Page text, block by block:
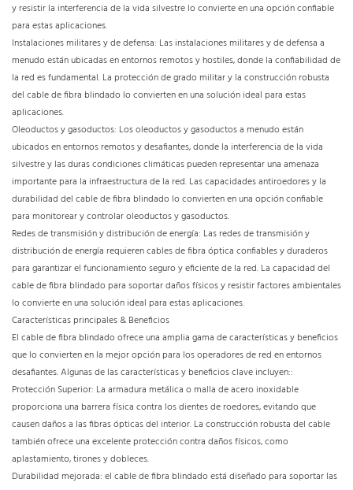
y resistir la interferencia de la vida silvestre lo convierte en una opción confiable
para estas aplicaciones.
Instalaciones militares y de defensa: Las instalaciones militares y de defensa a
menudo están ubicadas en entornos remotos y hostiles, donde la confiabilidad de
la red es fundamental. La protección de grado militar y la construcción robusta
del cable de fibra blindado lo convierten en una solución ideal para estas
aplicaciones.
Oleoductos y gasoductos: Los oleoductos y gasoductos a menudo están
ubicados en entornos remotos y desafiantes, donde la interferencia de la vida
silvestre y las duras condiciones climáticas pueden representar una amenaza
importante para la infraestructura de la red. Las capacidades antiroedores y la
durabilidad del cable de fibra blindado lo convierten en una opción confiable
para monitorear y controlar oleoductos y gasoductos.
Redes de transmisión y distribución de energía: Las redes de transmisión y
distribución de energía requieren cables de fibra óptica confiables y duraderos
para garantizar el funcionamiento seguro y eficiente de la red. La capacidad del
cable de fibra blindado para soportar daños físicos y resistir factores ambientales
lo convierte en una solución ideal para estas aplicaciones.
Características principales & Beneficios
El cable de fibra blindado ofrece una amplia gama de características y beneficios
que lo convierten en la mejor opción para los operadores de red en entornos
desafiantes. Algunas de las características y beneficios clave incluyen::
Protección Superior: La armadura metálica o malla de acero inoxidable
proporciona una barrera física contra los dientes de roedores, evitando que
causen daños a las fibras ópticas del interior. La construcción robusta del cable
también ofrece una excelente protección contra daños físicos, como
aplastamiento, tirones y dobleces.
Durabilidad mejorada: el cable de fibra blindado está diseñado para soportar las